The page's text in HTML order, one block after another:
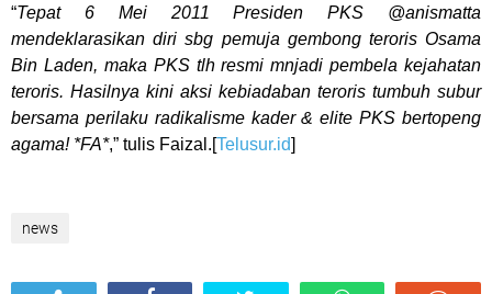
“Tepat 6 Mei 2011 Presiden PKS @anismatta
mendeklarasikan diri sbg pemuja gembong teroris Osama
Bin Laden, maka PKS tlh resmi mnjadi pembela kejahatan
teroris. Hasilnya kini aksi kebiadaban teroris tumbuh subur
bersama perilaku radikalisme kader & elite PKS bertopeng
agama! *FA*,” tulis Faizal.[Telusur.id]
news